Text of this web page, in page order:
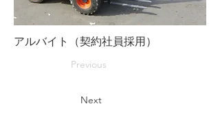
アルバイト（契約社員採用）
Previous
Next